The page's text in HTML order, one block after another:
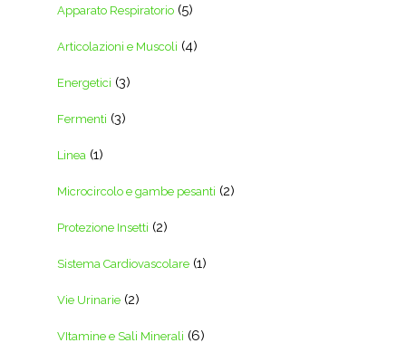
Apparato Respiratorio (5)
Articolazioni e Muscoli (4)
Energetici (3)
Fermenti (3)
Linea (1)
Microcircolo e gambe pesanti (2)
Protezione Insetti (2)
Sistema Cardiovascolare (1)
Vie Urinarie (2)
VItamine e Sali Minerali (6)